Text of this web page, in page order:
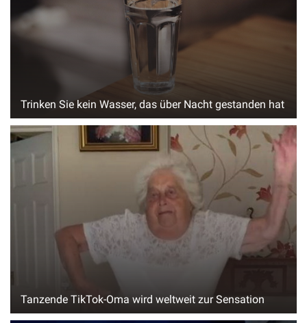
Trinken Sie kein Wasser, das über Nacht gestanden hat
Tanzende TikTok-Oma wird weltweit zur Sensation